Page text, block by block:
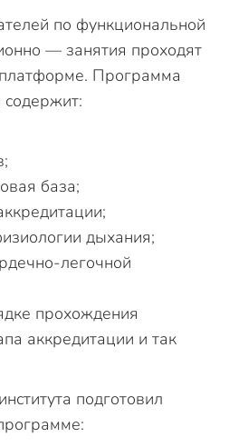
по функциональной
— занятия проходят
Программа
база;
дыхания;
легочной
прохождения
аккредитации и так
подготовил